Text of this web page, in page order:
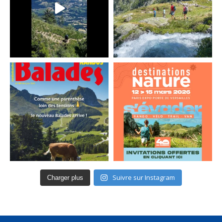
Charger plus Suivre sur Instagram